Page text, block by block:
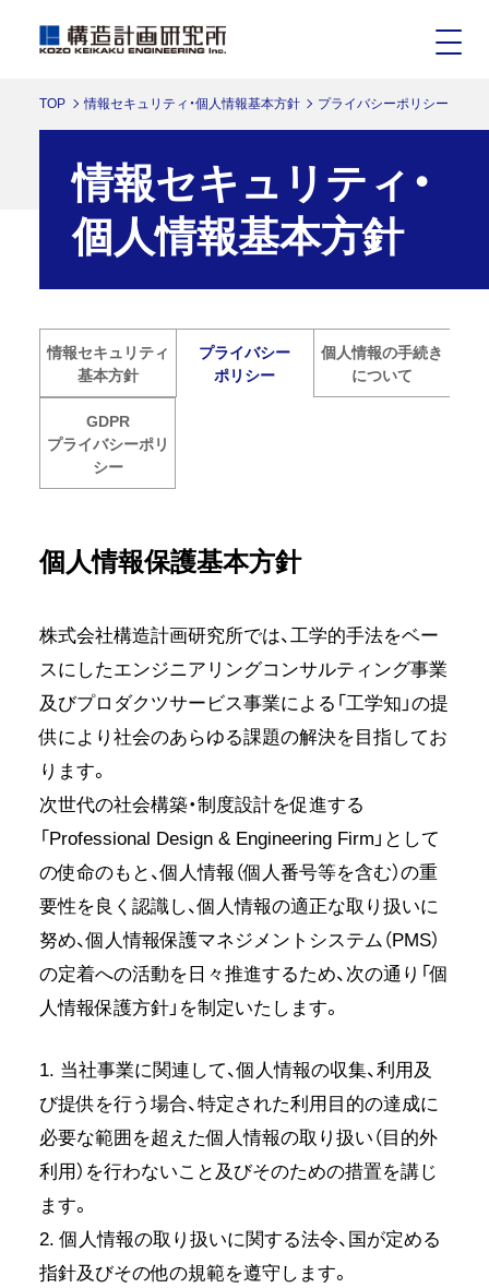
TOP 情報セキュリティ・個人情報基本方針 プライバシーポリシー
情報セキュリティ・
個人情報基本方針
情報セキュリティ
基本方針
プライバシー
ポリシー
個人情報の手続き
について
GDPR
プライバシーポリ
シー
個人情報保護基本方針
株式会社構造計画研究所では、工学的手法をベー
スにしたエンジニアリングコンサルティング事業
及びプロダクツサービス事業による「工学知」の提
供により社会のあらゆる課題の解決を目指してお
ります。
次世代の社会構築・制度設計を促進する
「Professional Design & Engineering Firm」として
の使命のもと、個人情報（個人番号等を含む）の重
要性を良く認識し、個人情報の適正な取り扱いに
努め、個人情報保護マネジメントシステム（PMS）
の定着への活動を日々推進するため、次の通り「個
人情報保護方針」を制定いたします。
1. 当社事業に関連して、個人情報の収集、利用及
び提供を行う場合、特定された利用目的の達成に
必要な範囲を超えた個人情報の取り扱い（目的外
利用）を行わないこと及びそのための措置を講じ
ます。
2. 個人情報の取り扱いに関する法令、国が定める
指針及びその他の規範を遵守します。